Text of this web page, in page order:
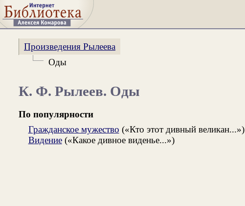
Произведения Рылеева
Оды
К. Ф. Рылеев. Оды
По популярности
Гражданское мужество («Кто этот дивный великан...»)
Видение(«Какое дивное виденье...»)